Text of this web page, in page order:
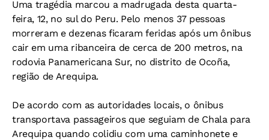
Uma tragédia marcou a madrugada desta quarta-
feira, 12, no sul do Peru. Pelo menos 37 pessoas
morreram e dezenas ficaram feridas após um ônibus
cair em uma ribanceira de cerca de 200 metros, na
rodovia Panamericana Sur, no distrito de Ocoña,
região de Arequipa.
De acordo com as autoridades locais, o ônibus
transportava passageiros que seguiam de Chala para
Arequipa quando colidiu com uma caminhonete e